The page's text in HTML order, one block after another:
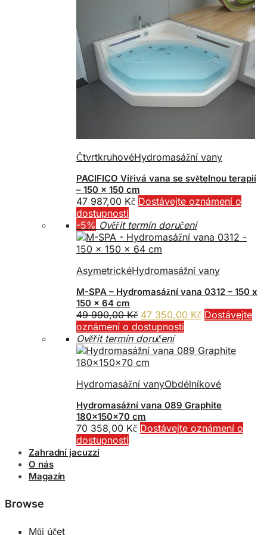
ČtvrtkruhovéHydromasážní vany
PACIFICO Vířivá vana se světelnou terapií
– 150 x 150 cm
47 987,00 Kč Dostávejte oznámení o
dostupnosti
-5% Ověřit termín doručení
AsymetrickéHydromasážní vany
M-SPA – Hydromasážní vana 0312 – 150 x
150 x 64 cm
49 990,00Kč Původní
cena
byla:
49
990,00 Kč.
47 350,00 KčAktuální
47
Dostávejte
oznámení o dostupnosti
Ověřit termín doručení
Hydromasážní vanyObdélníkové
Hydromasážní vana 089 Graphite
180x150x70 cm
70 358,00 Kč Dostávejte oznámení o
dostupnosti
Zahradní jacuzzi
O nás
Magazín
Browse
Můj účet